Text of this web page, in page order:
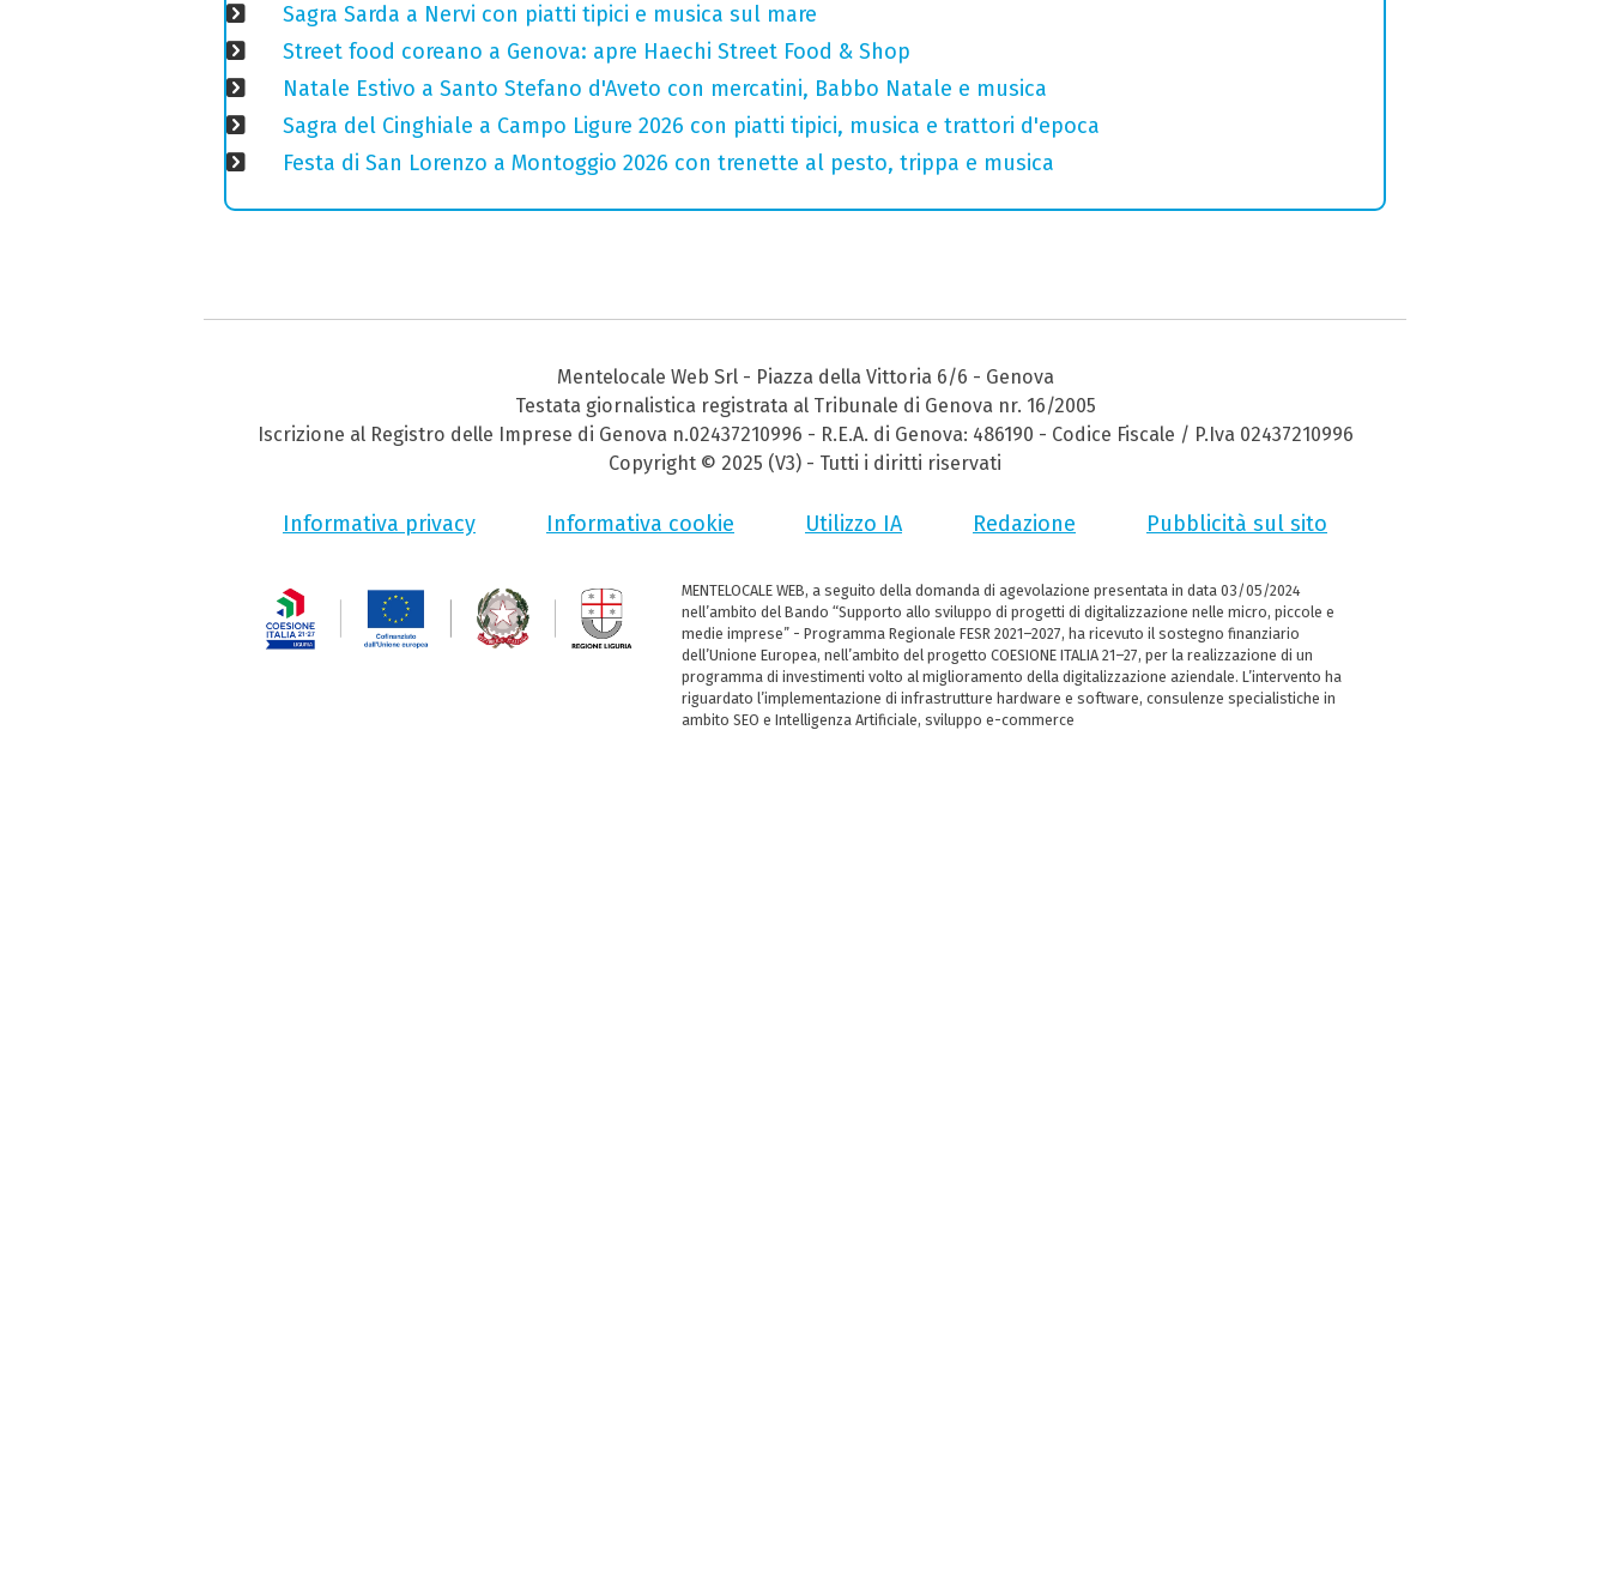
Sagra Sarda a Nervi con piatti tipici e musica sul mare
Street food coreano a Genova: apre Haechi Street Food & Shop
Natale Estivo a Santo Stefano d'Aveto con mercatini, Babbo Natale e musica
Sagra del Cinghiale a Campo Ligure 2026 con piatti tipici, musica e trattori d'epoca
Festa di San Lorenzo a Montoggio 2026 con trenette al pesto, trippa e musica
Mentelocale Web Srl - Piazza della Vittoria 6/6 - Genova
Testata giornalistica registrata al Tribunale di Genova nr. 16/2005
Iscrizione al Registro delle Imprese di Genova n.02437210996 - R.E.A. di Genova: 486190 - Codice Fiscale / P.Iva 02437210996
Copyright © 2025 (V3) - Tutti i diritti riservati
Informativa privacy Informativa cookie Utilizzo IA Redazione Pubblicità sul sito
MENTELOCALE WEB, a seguito della domanda di agevolazione presentata in data 03/05/2024
nell’ambito del Bando “Supporto allo sviluppo di progetti di digitalizzazione nelle micro, piccole e
medie imprese” - Programma Regionale FESR 2021–2027, ha ricevuto il sostegno finanziario
dell’Unione Europea, nell’ambito del progetto COESIONE ITALIA 21–27, per la realizzazione di un
programma di investimenti volto al miglioramento della digitalizzazione aziendale. L’intervento ha
riguardato l’implementazione di infrastrutture hardware e software, consulenze specialistiche in
ambito SEO e Intelligenza Artificiale, sviluppo e-commerce